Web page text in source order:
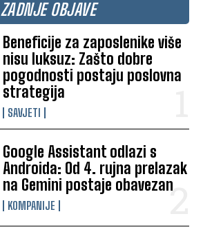
ZADNJE OBJAVE
Beneficije za zaposlenike više
nisu luksuz: Zašto dobre
pogodnosti postaju poslovna
strategija
SAVJETI
Google Assistant odlazi s
Androida: Od 4. rujna prelazak
na Gemini postaje obavezan
KOMPANIJE